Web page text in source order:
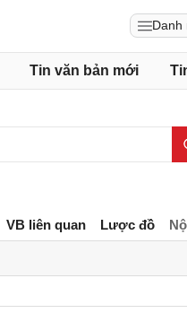
Danh
Tin văn bản mới
VB liên quan Lược đồ